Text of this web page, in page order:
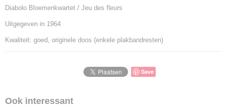
Bruto gewicht
Diabolo Bloemenkwartet / Jeu des fleurs
Uitgegeven in 1964
Kwaliteit: goed, originele doos (enkele plakbandresten)
Save
Ook interessant